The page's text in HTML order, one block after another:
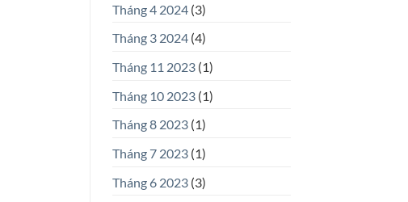
Tháng 4 2024 (3)
Tháng 3 2024 (4)
Tháng 11 2023 (1)
Tháng 10 2023 (1)
Tháng 8 2023 (1)
Tháng 7 2023 (1)
Tháng 6 2023 (3)